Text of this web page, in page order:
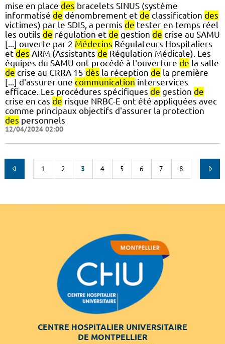
mise en place des bracelets SINUS (système
informatisé de dénombrement et de classification des
victimes) par le SDIS, a permis de tester en temps réel
les outils de régulation et de gestion de crise au SAMU
[...] ouverte par 2 Médecins Régulateurs Hospitaliers
et des ARM (Assistants de Régulation Médicale). Les
équipes du SAMU ont procédé à l'ouverture de la salle
de crise au CRRA 15 dès la réception de la première
[...] d'assurer une communication interservices
efficace. Les procédures spécifiques de gestion de
crise en cas de risque NRBC-E ont été appliquées avec
comme principaux objectifs d'assurer la protection
des personnels
12/04/2024 02:00
1 2 3 4 5 6 7 8
CENTRE HOSPITALIER UNIVERSITAIRE
DE MONTPELLIER